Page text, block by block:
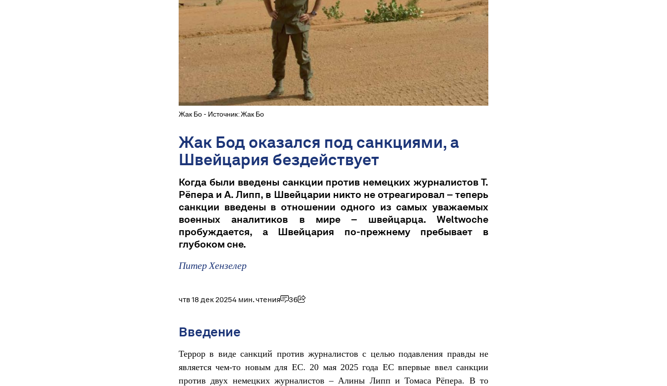
Жак Бо - Источник: Жак Бо
Жак Бод оказался под санкциями, а
Швейцария бездействует
Когда были введены санкции против немецких журналистов Т.
Рёпера и А. Липп, в Швейцарии никто не отреагировал – теперь
санкции введены в отношении одного из самых уважаемых
военных аналитиков в мире – швейцарца. Weltwoche
пробуждается, а Швейцария по-прежнему пребывает в
глубоком сне.
Питер Хензелер
чтв 18 дек 20254 мин. чтения 36
Введение
Террор в виде санкций против журналистов с целью подавления правды не
является чем-то новым для ЕС. 20 мая 2025 года ЕС впервые ввел санкции
против двух немецких журналистов – Алины Липп и Томаса Рёпера. В то